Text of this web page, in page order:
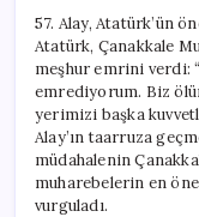
57. Alay, Atatürk’ün
Atatürk, Çanakkale
meşhur emrini verdi:
emrediyorum. Biz
yerimizi başka
Alay’ın taarruza
müdahalenin
muharebelerin en
vurguladı.